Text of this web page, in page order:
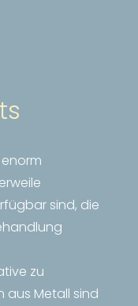
sind, die
zu
aus Metall sind